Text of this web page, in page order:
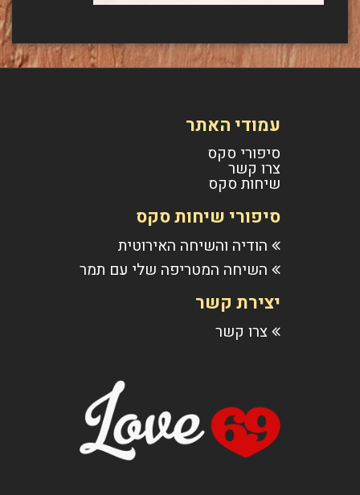
עמודי האתר
סיפורי סקס
צרו קשר
שיחות סקס
סיפורי שיחות סקס
הודיה והשיחה האירוטית
השיחה המטריפה שלי עם תמר
יצירת קשר
צרו קשר